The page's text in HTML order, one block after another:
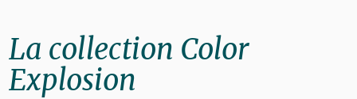
La collection Color
Explosion